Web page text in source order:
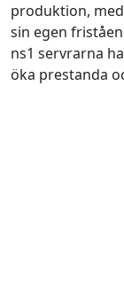
produktion,
sin egen
ns1 servrarna
öka prestanda